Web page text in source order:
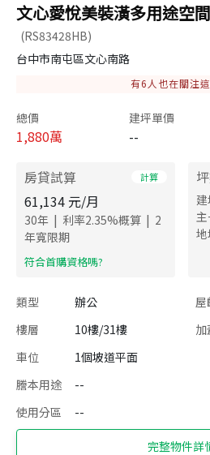
文心愛悅美裝潢多用途空間
(RS83428HB)
台中市南屯區文心南路
有6 人也在關注
總價
1,880萬
建坪單價
--
房貸試算 計算
61,134 元/月
30年 | 利率2.35%概算 | 2
年寬限期
​符合首購資格嗎?
主
地
類型 辦公 屋
樓層
10樓/31樓 加
車位
1個坡道平面
謄本用途
--
使用分區
--
完整物件詳